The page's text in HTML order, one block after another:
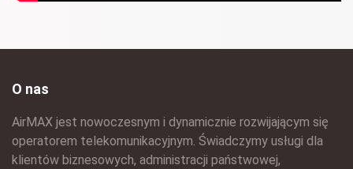
O nas
AirMAX jest nowoczesnym i dynamicznie rozwijającym się
operatorem telekomunikacyjnym. Świadczymy usługi dla
klientów biznesowych, administracji państwowej,